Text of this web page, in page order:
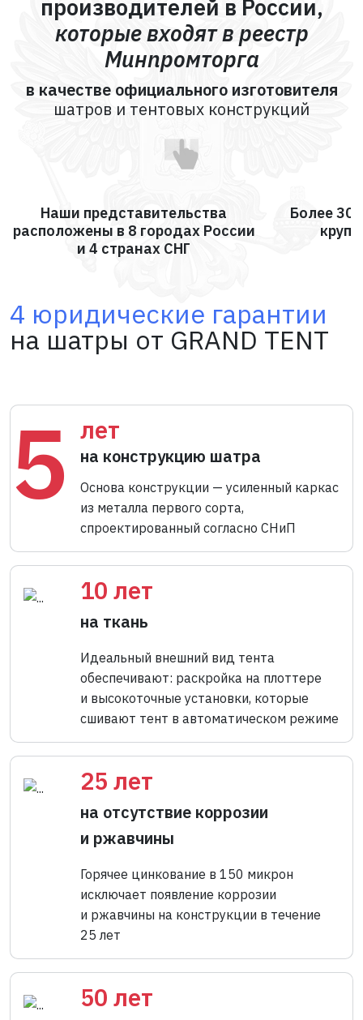
производителей в России,
которые входят в реестр
Минпромторга
в качестве официального изготовителя
шатров и тентовых конструкций
Наши представительства
расположены в 8 городах России
и 4 странах СНГ
Более
4 юридические гарантии
на шатры от GRAND TENT
5 лет
на конструкцию шатра
Основа конструкции — усиленный каркас
из металла первого сорта,
спроектированный согласно СНиП
10 лет
на ткань
Идеальный внешний вид тента
обеспечивают: раскройка на плоттере
и высокоточные установки, которые
сшивают тент в автоматическом режиме
25 лет
на отсутствие коррозии
и ржавчины
Горячее цинкование в 150 микрон
исключает появление коррозии
и ржавчины на конструкции в течение
25 лет
50 лет